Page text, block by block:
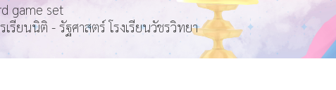
game set
ยนนิติ - รัฐศาสตร์ โรงเรียนวัชรวิทยา